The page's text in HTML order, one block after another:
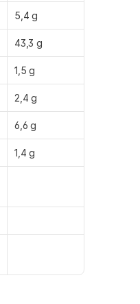
5,4 g
43,3 g
1,5 g
2,4 g
6,6 g
1,4 g